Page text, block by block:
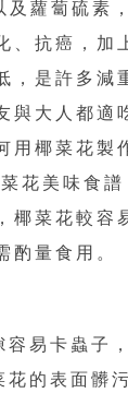
及蘿蔔硫素
、抗癌，加
，是許多減
與大人都適
用椰菜花製
花美味食譜
椰菜花較容
酌量食用。
容易卡蟲子
花的表面髒